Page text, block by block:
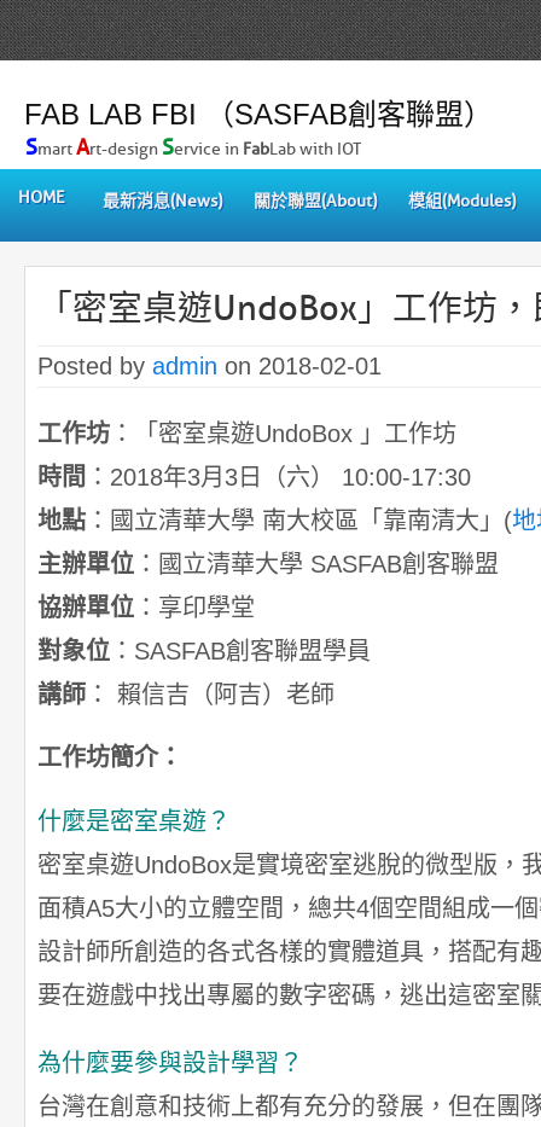
FAB LAB FBI （SASFAB創客聯盟）
SmartArt-design Service in FabLab with IOT
HOME 最新消息(News) 關於聯盟(About) 模組(Modules)
「密室桌遊UndoBox」工作坊
Posted by admin on 2018-02-01
工作坊 ：「密室桌遊UndoBox 」工作坊
時間 ：2018年3月3日（六） 10:00-17:30
地點 ：國立清華大學 南大校區「靠南清大」(地
主辦單位 ：國立清華大學 SASFAB創客聯盟
協辦單位 ：享印學堂
對象位 ：SASFAB創客聯盟學員
講師 ： 賴信吉（阿吉）老師
工作坊簡介：
什麼是密室桌遊？
密室桌遊UndoBox是實境密室逃脫的微型版，
面積A5大小的立體空間，總共4個空間組成一
設計師所創造的各式各樣的實體道具，搭配有
要在遊戲中找出專屬的數字密碼，逃出這密室
為什麼要參與設計學習？
台灣在創意和技術上都有充分的發展，但在團